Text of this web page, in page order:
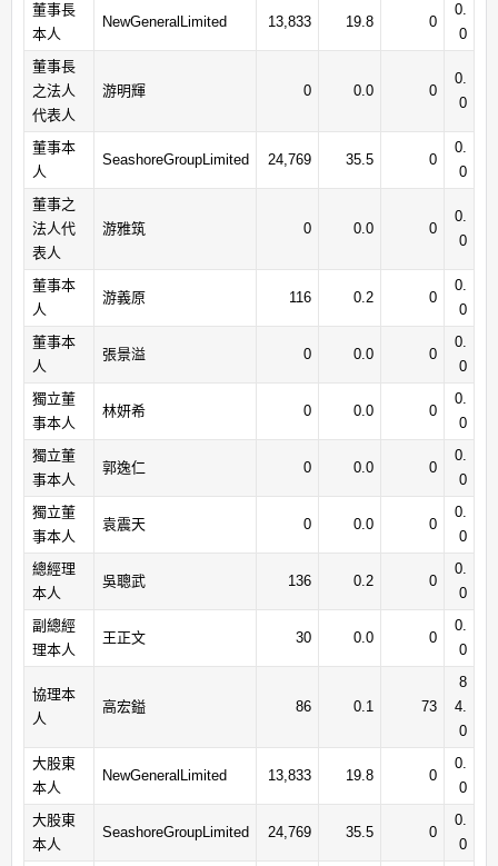
董事長
本人
NewGeneralLimited 13,833 19.8 0
0.
0
董事長
之法人
代表人
游明輝 0 0.0 0
0.
0
董事本
人
SeashoreGroupLimited 24,769 35.5 0
0.
0
董事之
法人代
表人
游雅筑 0 0.0 0
0.
0
董事本
人
游義原 116 0.2 0
0.
0
董事本
人
張景溢 0 0.0 0
0.
0
獨立董
事本人
林妍希 0 0.0 0
0.
0
獨立董
事本人
郭逸仁 0 0.0 0
0.
0
獨立董
事本人
袁震天 0 0.0 0
0.
0
總經理
本人
吳聰武 136 0.2 0
0.
0
副總經
理本人
王正文 30 0.0 0
0.
0
協理本
人
高宏鎰 86 0.1 73
8
4.
0
大股東
本人
NewGeneralLimited 13,833 19.8 0
0.
0
大股東
本人
SeashoreGroupLimited 24,769 35.5 0
0.
0